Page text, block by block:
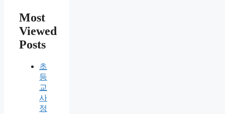
Most
Viewed
Posts
초
등
교
사
정